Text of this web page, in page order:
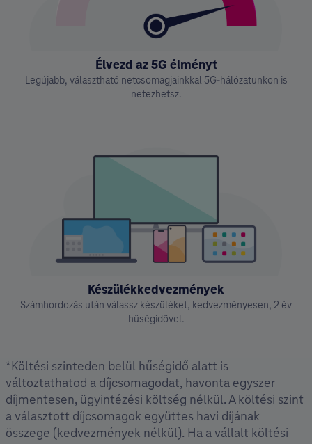
Élvezd az 5G élményt
Legújabb, választható netcsomagjainkkal 5G-hálózatunkon is
netezhetsz.
Készülékkedvezmények
Számhordozás után válassz készüléket, kedvezményesen, 2 év
hűségidővel.
*Költési szinteden belül hűségidő alatt is
változtathatod a díjcsomagodat, havonta egyszer
díjmentesen, ügyintézési költség nélkül. A költési szint
a választott díjcsomagok együttes havi díjának
összege (kedvezmények nélkül). Ha a vállalt költési